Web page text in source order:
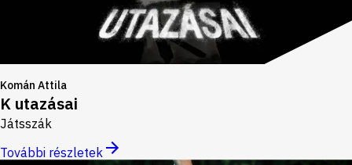
Komán Attila
K utazásai
Játsszák
További részletek